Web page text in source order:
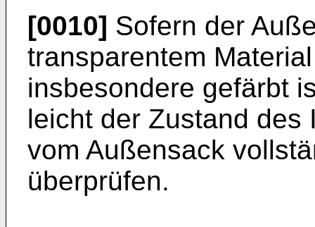
[0010] Sofern der
transparentem
insbesondere gefärbt
leicht der Zustand des
vom Außensack
überprüfen.